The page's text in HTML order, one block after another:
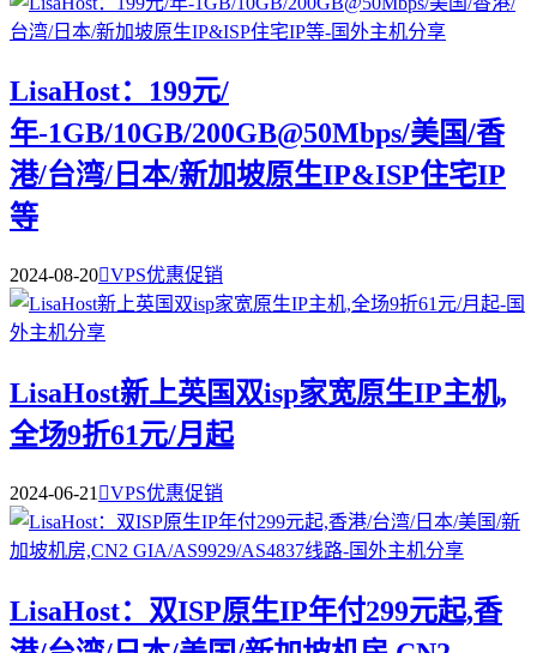
LisaHost：199元/
年-1GB/10GB/200GB@50Mbps/美国/香
港/台湾/日本/新加坡原生IP&ISP住宅IP
等
2024-08-20VPS优惠促销
LisaHost新上英国双isp家宽原生IP主机,
全场9折61元/月起
2024-06-21 VPS优惠促销
LisaHost：双ISP原生IP年付299元起,香